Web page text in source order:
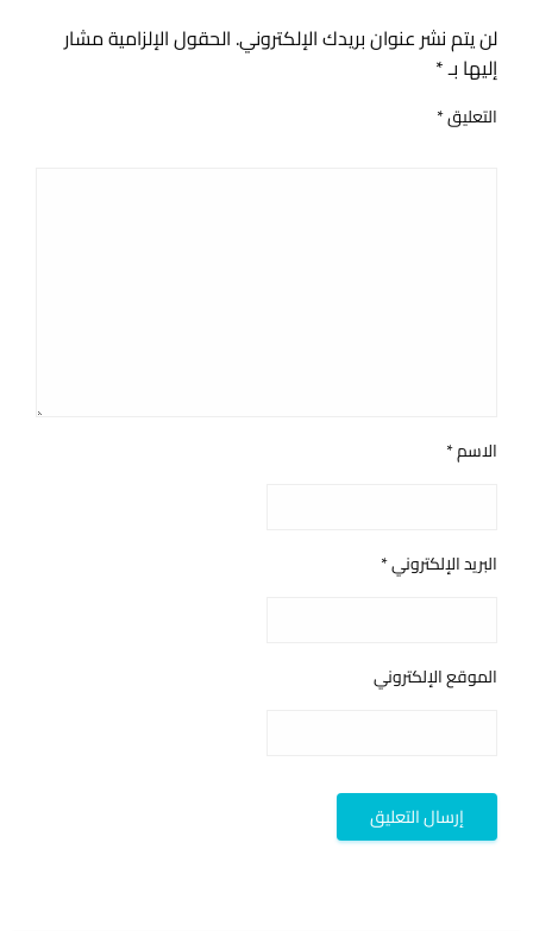
لن يتم نشر عنوان بريدك الإلكتروني. الحقول الإلزامية مشار
إليها بـ*
التعليق*
الاسم*
البريد الإلكتروني*
الموقع الإلكتروني